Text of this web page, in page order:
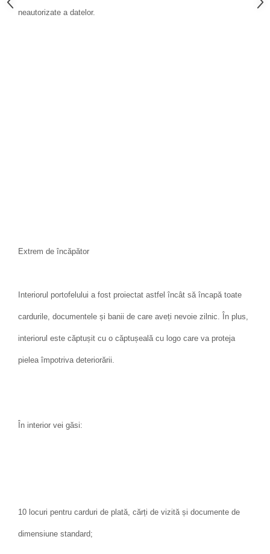
neautorizate a datelor.
Extrem de încăpător
Interiorul portofelului a fost proiectat astfel încât să încapă toate
cardurile, documentele și banii de care aveți nevoie zilnic. În plus,
interiorul este căptușit cu o căptușeală cu logo care va proteja
pielea împotriva deteriorării.
În interior vei găsi:
10 locuri pentru carduri de plată, cărți de vizită și documente de
dimensiune standard;